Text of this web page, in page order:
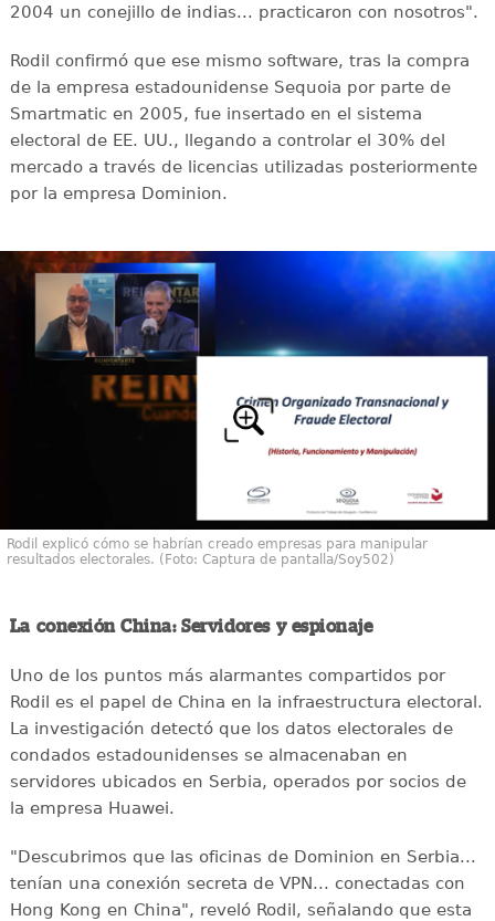
2004 un conejillo de indias... practicaron con nosotros".
Rodil confirmó que ese mismo software, tras la compra
de la empresa estadounidense Sequoia por parte de
Smartmatic en 2005, fue insertado en el sistema
electoral de EE. UU., llegando a controlar el 30% del
mercado a través de licencias utilizadas posteriormente
por la empresa Dominion.
Rodil explicó cómo se habrían creado empresas para manipular
resultados electorales. (Foto: Captura de pantalla/Soy502)
La conexión China: Servidores y espionaje
Uno de los puntos más alarmantes compartidos por
Rodil es el papel de China en la infraestructura electoral.
La investigación detectó que los datos electorales de
condados estadounidenses se almacenaban en
servidores ubicados en Serbia, operados por socios de
la empresa Huawei.
"Descubrimos que las oficinas de Dominion en Serbia...
tenían una conexión secreta de VPN... conectadas con
Hong Kong en China", reveló Rodil, señalando que esta